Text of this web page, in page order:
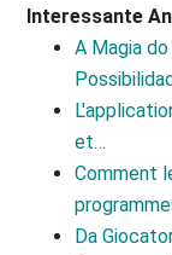
Interessante
A Magia
et…
Comment
Da